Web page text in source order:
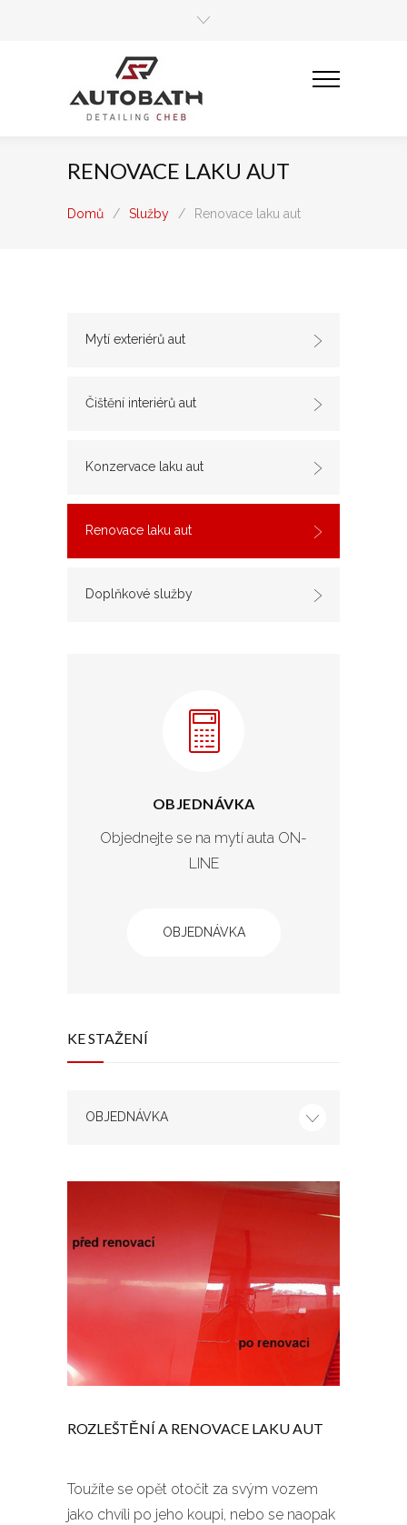
RENOVACE LAKU AUT
Domů / Služby / Renovace laku aut
Mytí exteriérů aut
Čištění interiérů aut
Konzervace laku aut
Renovace laku aut
Doplňkové služby
OBJEDNÁVKA
Objednejte se na mytí auta ON-
LINE
OBJEDNÁVKA
KE STAŽENÍ
OBJEDNÁVKA
ROZLEŠTĚNÍ A RENOVACE LAKU AUT
Toužíte se opět otočit za svým vozem
jako chvíli po jeho koupi, nebo se naopak